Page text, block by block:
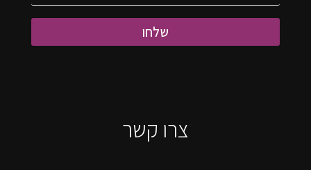
שלחו
צרו קשר